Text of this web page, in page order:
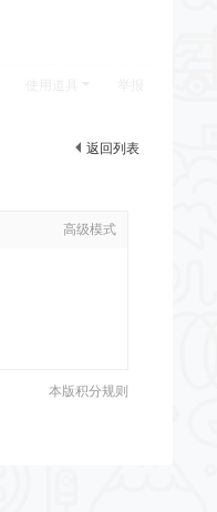
返回列表
高级模式
本版积分规则